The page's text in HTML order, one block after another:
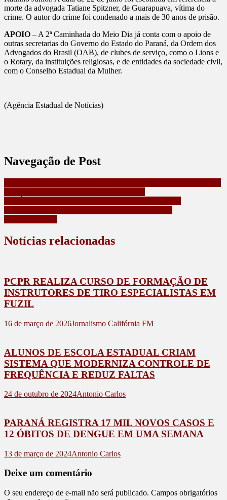
morte da advogada Tatiane Spitzner, de Guarapuava, vítima do
crime. O autor do crime foi condenado a mais de 30 anos de prisão.
APOIO – A 2ª Caminhada do Meio Dia já conta com o apoio de
outras secretarias do Governo do Estado do Paraná, da Ordem dos
Advogados do Brasil (OAB), de clubes de serviço, como o Lions e
o Rotary, da instituições religiosas, e de entidades da sociedade civil,
com o Conselho Estadual da Mulher.
(Agência Estadual de Notícias)
Navegação de Post
Notícias relacionadas
PCPR REALIZA CURSO DE FORMAÇÃO DE
INSTRUTORES DE TIRO ESPECIALISTAS EM
FUZIL
16 de março de 2026Jornalismo Califórnia FM
ALUNOS DE ESCOLA ESTADUAL CRIAM
SISTEMA QUE MODERNIZA CONTROLE DE
FREQUÊNCIA E REDUZ FALTAS
24 de outubro de 2024Antonio Carlos
PARANÁ REGISTRA 17 MIL NOVOS CASOS E
12 ÓBITOS DE DENGUE EM UMA SEMANA
13 de março de 2024Antonio Carlos
Deixe um comentário
O seu endereço de e-mail não será publicado. Campos obrigatórios